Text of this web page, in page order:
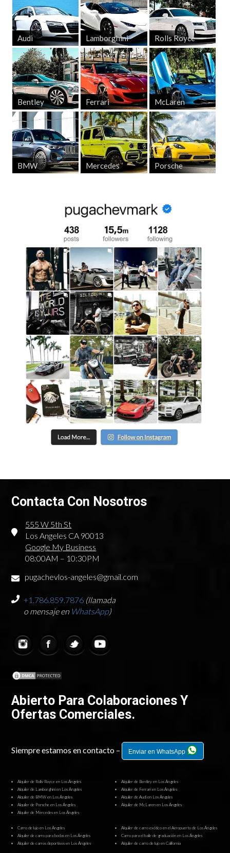
Audi Lamborghini Rolls Royce
Bentley Ferrari McLaren
BMW Mercedes Porsche
Contacta Con Nosotros
555 W 5th St
Los Angeles CA 90013
Google My Business
08:00AM – 10:30PM
pugachevlos-angeles@gmail.com
+1.786.859.7876 (llamada
o mensaje en WhatsApp)
Abierto Para Colaboraciones Y
Ofertas Comerciales.
Siempre estamos en contacto – Enviar en WhatsApp
Alquiler de Rolls-Royce en Los Ángeles
Alquiler de Bentley en Los Ángeles
Alquiler de Lamborghini en Los Ángeles
Alquiler de Ferrari en Los Ángeles
Alquiler de BMW en Los Ángeles
Alquiler de Audi en Los Ángeles
Alquiler de Porsche en Los Ángeles
Alquiler de McLaren en Los Ángeles
Alquiler de Mercedes en Los Ángeles
Carro de lujo en Los Ángeles
Alquiler de carro exótico en el Aeropuerto de Los Ángeles
Alquiler de carro para bodas en Los Ángeles
Carro para el baile de graduación en Los Ángeles
Alquiler de carros deportivos en Los Ángeles
Alquiler de carro de lujo en California